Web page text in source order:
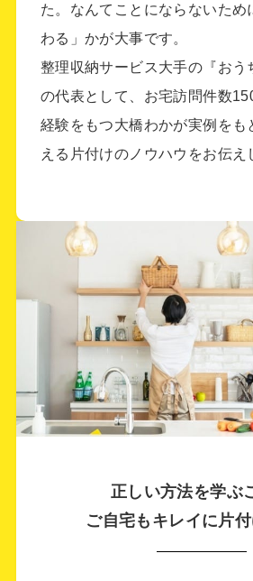
整理収納アドバイザー2級認
捨てる事への迷いが少し晴
す。思いきって参加して良
ＫＮさま
整理収納アドバイザー2級認
体系立てて理論や定義、言
「出せない」のかなどの真
講義が興味深かった。
た。なんてことにならないため
わる」かが大事です。
整理収納サービス大手の『おう
の代表として、お宅訪問件数
経験をもつ大橋わかが実例をも
える片付けのノウハウをお伝え
正しい方法を学ぶ
ご自宅もキレイに片